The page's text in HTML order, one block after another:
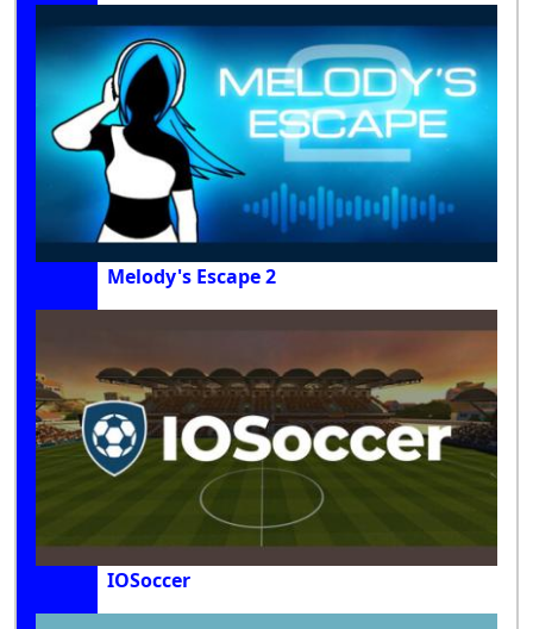
Melody's Escape 2
IOSoccer